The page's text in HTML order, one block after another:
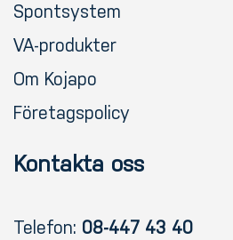
Spontsystem
VA-produkter
Om Kojapo
Företagspolicy
Kontakta oss
Telefon: 08-447 43 40